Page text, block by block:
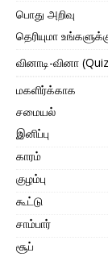
பொது அறிவு
தெரியுமா
வினாடி-வினா
மகளிர்க்காக
சமையல்
இனிப்பு
காரம்
குழம்பு
கூட்டு
சாம்பார்
சூப்